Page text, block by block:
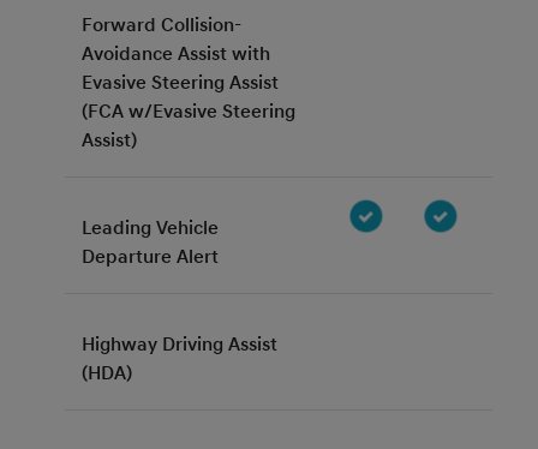
Forward Collision-
Avoidance Assist with
Evasive Steering Assist
(FCA w/Evasive Steering
Assist)
Leading Vehicle
Departure Alert
Highway Driving Assist
(HDA)